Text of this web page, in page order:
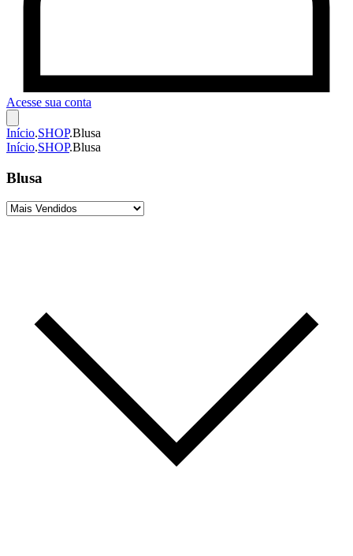
Acesse sua conta
Início.SHOP.Blusa
Início.SHOP.Blusa
Blusa